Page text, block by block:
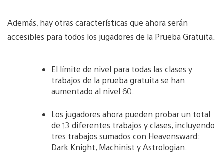
Además, hay otras características que ahora serán
accesibles para todos los jugadores de la Prueba Gratuita.
El límite de nivel para todas las clases y
trabajos de la prueba gratuita se han
aumentado al nivel 60.
Los jugadores ahora pueden probar un total
de 13 diferentes trabajos y clases, incluyendo
tres trabajos sumados con Heavensward:
Dark Knight, Machinist y Astrologian.